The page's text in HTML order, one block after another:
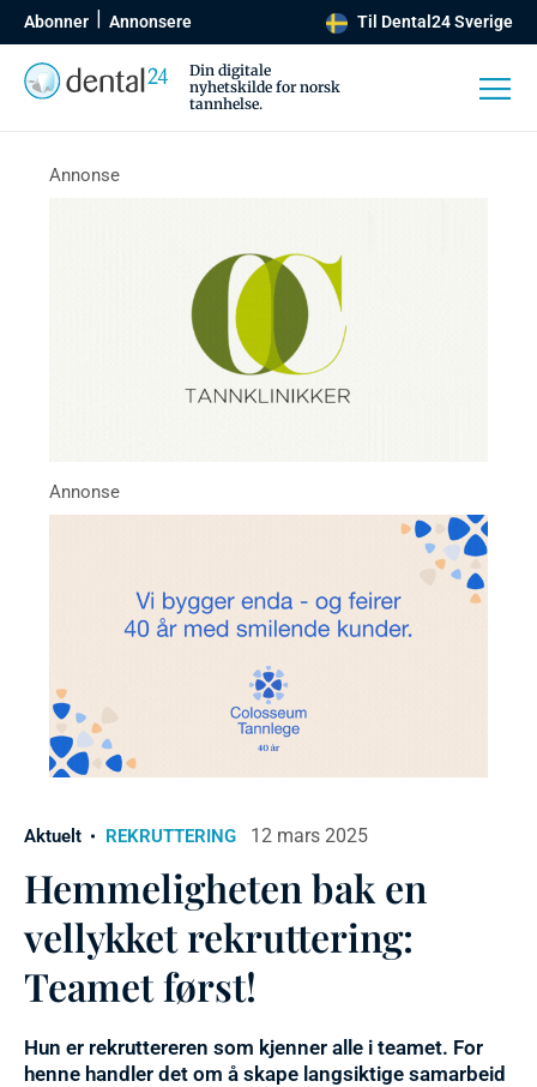
Abonner Annonsere Til Dental24 Sverige
Din digitale
nyhetskilde for norsk
tannhelse.
Aktuelt REKRUTTERING 12 mars 2025
Hemmeligheten bak en
vellykket rekruttering:
Teamet først!
Hun er rekruttereren som kjenner alle i teamet. For
henne handler det om å skape langsiktige samarbeid